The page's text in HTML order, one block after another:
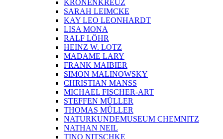
KRONENKREUZ
SARAH LEIMCKE
KAY LEO LEONHARDT
LISA MONA
RALF LÖHR
HEINZ W. LOTZ
MADAME LARY
FRANK MAIBIER
SIMON MALINOWSKY
CHRISTIAN MANSS
MICHAEL FISCHER-ART
STEFFEN MÜLLER
THOMAS MÜLLER
NATURKUNDEMUSEUM CHEMNITZ
NATHAN NEIL
TINO NITSCHKE